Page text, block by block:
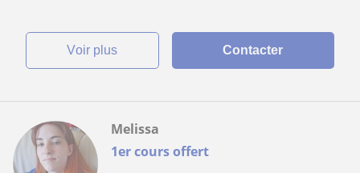
voir plus Contacter
1er cours offert
Melissa